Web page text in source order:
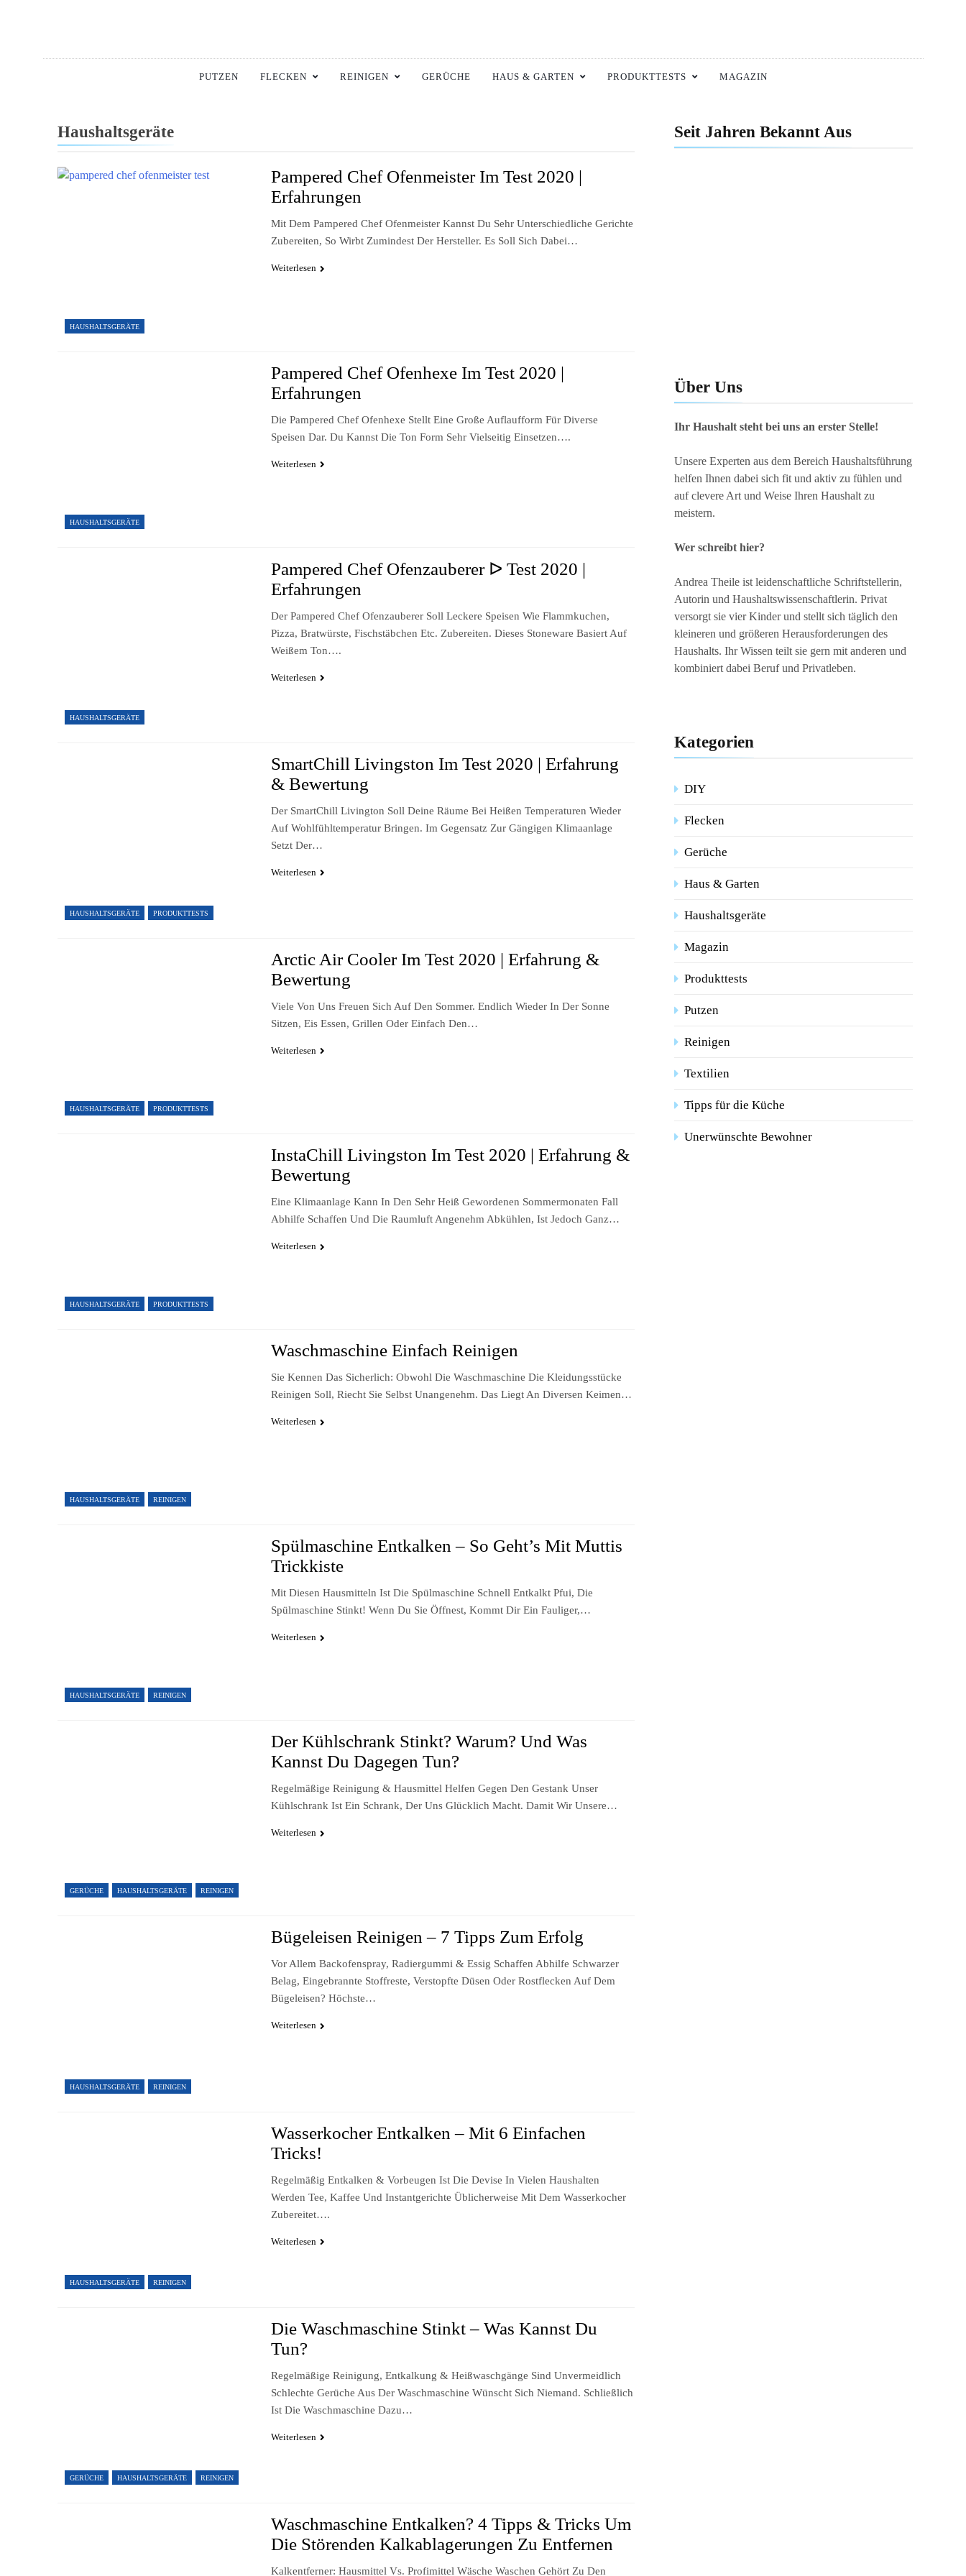
Haushaltswiki.de
Die Besten Tipps Für Zuhause.
PUTZEN FLECKEN REINIGEN GERÜCHE HAUS & GARTEN PRODUKTTESTS MAGAZIN
Haushaltsgeräte
HAUSHALTSGERÄTE
Pampered Chef Ofenmeister Im Test 2020 |
Erfahrungen
Mit Dem Pampered Chef Ofenmeister Kannst Du Sehr Unterschiedliche Gerichte
Zubereiten, So Wirbt Zumindest Der Hersteller. Es Soll Sich Dabei…
Weiterlesen
HAUSHALTSGERÄTE
Pampered Chef Ofenhexe Im Test 2020 |
Erfahrungen
Die Pampered Chef Ofenhexe Stellt Eine Große Auflaufform Für Diverse
Speisen Dar. Du Kannst Die Ton Form Sehr Vielseitig Einsetzen….
Weiterlesen
HAUSHALTSGERÄTE
Pampered Chef Ofenzauberer ᐅ Test 2020 |
Erfahrungen
Der Pampered Chef Ofenzauberer Soll Leckere Speisen Wie Flammkuchen,
Pizza, Bratwürste, Fischstäbchen Etc. Zubereiten. Dieses Stoneware Basiert Auf
Weißem Ton….
Weiterlesen
HAUSHALTSGERÄTE PRODUKTTESTS
SmartChill Livingston Im Test 2020 | Erfahrung
& Bewertung
Der SmartChill Livington Soll Deine Räume Bei Heißen Temperaturen Wieder
Auf Wohlfühltemperatur Bringen. Im Gegensatz Zur Gängigen Klimaanlage
Setzt Der…
Weiterlesen
HAUSHALTSGERÄTE PRODUKTTESTS
Arctic Air Cooler Im Test 2020 | Erfahrung &
Bewertung
Viele Von Uns Freuen Sich Auf Den Sommer. Endlich Wieder In Der Sonne
Sitzen, Eis Essen, Grillen Oder Einfach Den…
Weiterlesen
HAUSHALTSGERÄTE PRODUKTTESTS
InstaChill Livingston Im Test 2020 | Erfahrung &
Bewertung
Eine Klimaanlage Kann In Den Sehr Heiß Gewordenen Sommermonaten Fall
Abhilfe Schaffen Und Die Raumluft Angenehm Abkühlen, Ist Jedoch Ganz…
Weiterlesen
HAUSHALTSGERÄTE REINIGEN
Waschmaschine Einfach Reinigen
Sie Kennen Das Sicherlich: Obwohl Die Waschmaschine Die Kleidungsstücke
Reinigen Soll, Riecht Sie Selbst Unangenehm. Das Liegt An Diversen Keimen…
Weiterlesen
HAUSHALTSGERÄTE REINIGEN
Spülmaschine Entkalken – So Geht’s Mit Muttis
Trickkiste
Mit Diesen Hausmitteln Ist Die Spülmaschine Schnell Entkalkt Pfui, Die
Spülmaschine Stinkt! Wenn Du Sie Öffnest, Kommt Dir Ein Fauliger,…
Weiterlesen
GERÜCHE HAUSHALTSGERÄTE REINIGEN
Der Kühlschrank Stinkt? Warum? Und Was
Kannst Du Dagegen Tun?
Regelmäßige Reinigung & Hausmittel Helfen Gegen Den Gestank Unser
Kühlschrank Ist Ein Schrank, Der Uns Glücklich Macht. Damit Wir Unsere…
Weiterlesen
HAUSHALTSGERÄTE REINIGEN
Bügeleisen Reinigen – 7 Tipps Zum Erfolg
Vor Allem Backofenspray, Radiergummi & Essig Schaffen Abhilfe Schwarzer
Belag, Eingebrannte Stoffreste, Verstopfte Düsen Oder Rostflecken Auf Dem
Bügeleisen? Höchste…
Weiterlesen
HAUSHALTSGERÄTE REINIGEN
Wasserkocher Entkalken – Mit 6 Einfachen
Tricks!
Regelmäßig Entkalken & Vorbeugen Ist Die Devise In Vielen Haushalten
Werden Tee, Kaffee Und Instantgerichte Üblicherweise Mit Dem Wasserkocher
Zubereitet….
Weiterlesen
GERÜCHE HAUSHALTSGERÄTE REINIGEN
Die Waschmaschine Stinkt – Was Kannst Du
Tun?
Regelmäßige Reinigung, Entkalkung & Heißwaschgänge Sind Unvermeidlich
Schlechte Gerüche Aus Der Waschmaschine Wünscht Sich Niemand. Schließlich
Ist Die Waschmaschine Dazu…
Weiterlesen
Waschmaschine Entkalken? 4 Tipps & Tricks Um
Die Störenden Kalkablagerungen Zu Entfernen
Kalkentferner: Hausmittel Vs. Profimittel Wäsche Waschen Gehört Zu Den
Seit Jahren Bekannt Aus
Über Uns
Ihr Haushalt steht bei uns an erster Stelle!
Unsere Experten aus dem Bereich Haushaltsführung
helfen Ihnen dabei sich fit und aktiv zu fühlen und
auf clevere Art und Weise Ihren Haushalt zu
meistern.
Wer schreibt hier?
Andrea Theile ist leidenschaftliche Schriftstellerin,
Autorin und Haushaltswissenschaftlerin. Privat
versorgt sie vier Kinder und stellt sich täglich den
kleineren und größeren Herausforderungen des
Haushalts. Ihr Wissen teilt sie gern mit anderen und
kombiniert dabei Beruf und Privatleben.
Kategorien
DIY
Flecken
Gerüche
Haus & Garten
Haushaltsgeräte
Magazin
Produkttests
Putzen
Reinigen
Textilien
Tipps für die Küche
Unerwünschte Bewohner